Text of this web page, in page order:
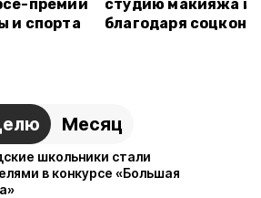
премии
и спорта
студию макияжа и
благодаря
Месяц
школьники стали
в конкурсе «Большая